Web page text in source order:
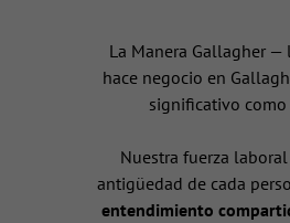
La Manera Gallagher
hace negocio en
significativo
Nuestra fuerza
antigüedad de cada
entendimiento